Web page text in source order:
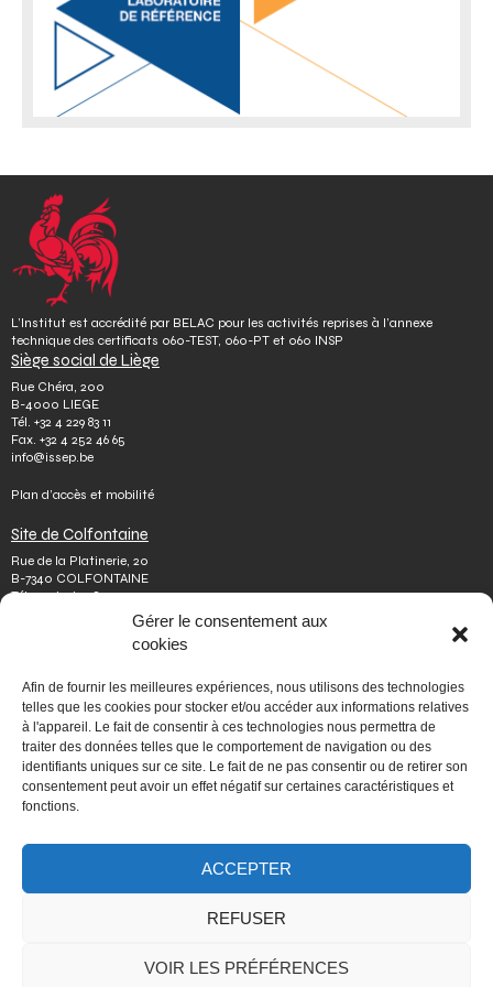
Gérer le consentement aux
cookies
Afin de fournir les meilleures expériences, nous utilisons des technologies
telles que les cookies pour stocker et/ou accéder aux informations relatives
à l'appareil. Le fait de consentir à ces technologies nous permettra de
traiter des données telles que le comportement de navigation ou des
identifiants uniques sur ce site. Le fait de ne pas consentir ou de retirer son
consentement peut avoir un effet négatif sur certaines caractéristiques et
fonctions.
ACCEPTER
REFUSER
VOIR LES PRÉFÉRENCES
L’Institut est accrédité par BELAC pour les activités reprises à l’annexe
technique des certificats 060-TEST, 060-PT et 060 INSP
Siège social de Liège
Rue Chéra, 200
B-4000 LIEGE
Tél. +32 4 229 83 11
Fax. +32 4 252 46 65
info@issep.be
Plan d’accès et mobilité
Site de Colfontaine
Rue de la Platinerie, 20
B-7340 COLFONTAINE
Tél.+32 65 610 813
colfontaine@issep.be
Qui sommes-nous
Travailler chez nous
Effectuer un stage
Poser une question
Autres
Vie privée
Mentions légales
Accessibilité
Fédération Wallonie-Bruxelles